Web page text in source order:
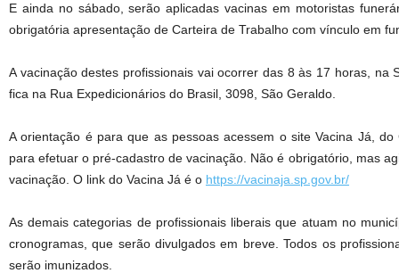
E ainda no sábado, serão aplicadas vacinas em motoristas
obrigatória apresentação de Carteira de Trabalho com vínculo em
A vacinação destes profissionais vai ocorrer das 8 às 17 horas, na
fica na Rua Expedicionários do Brasil, 3098, São Geraldo.
A orientação é para que as pessoas acessem o site Vacina Já,
para efetuar o pré-cadastro de vacinação. Não é obrigatório, mas
vacinação. O link do Vacina Já é o https://vacinaja.sp.gov.br/
As demais categorias de profissionais liberais que atuam no
cronogramas, que serão divulgados em breve. Todos os
serão imunizados.